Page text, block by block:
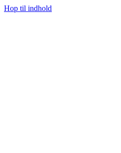
Hop til indhold